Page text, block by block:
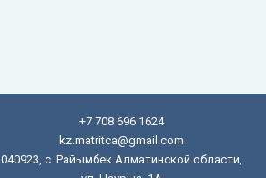
+7 708 696 1624
kz.matritca@gmail.com
040923, с. Райымбек Алматинской области,